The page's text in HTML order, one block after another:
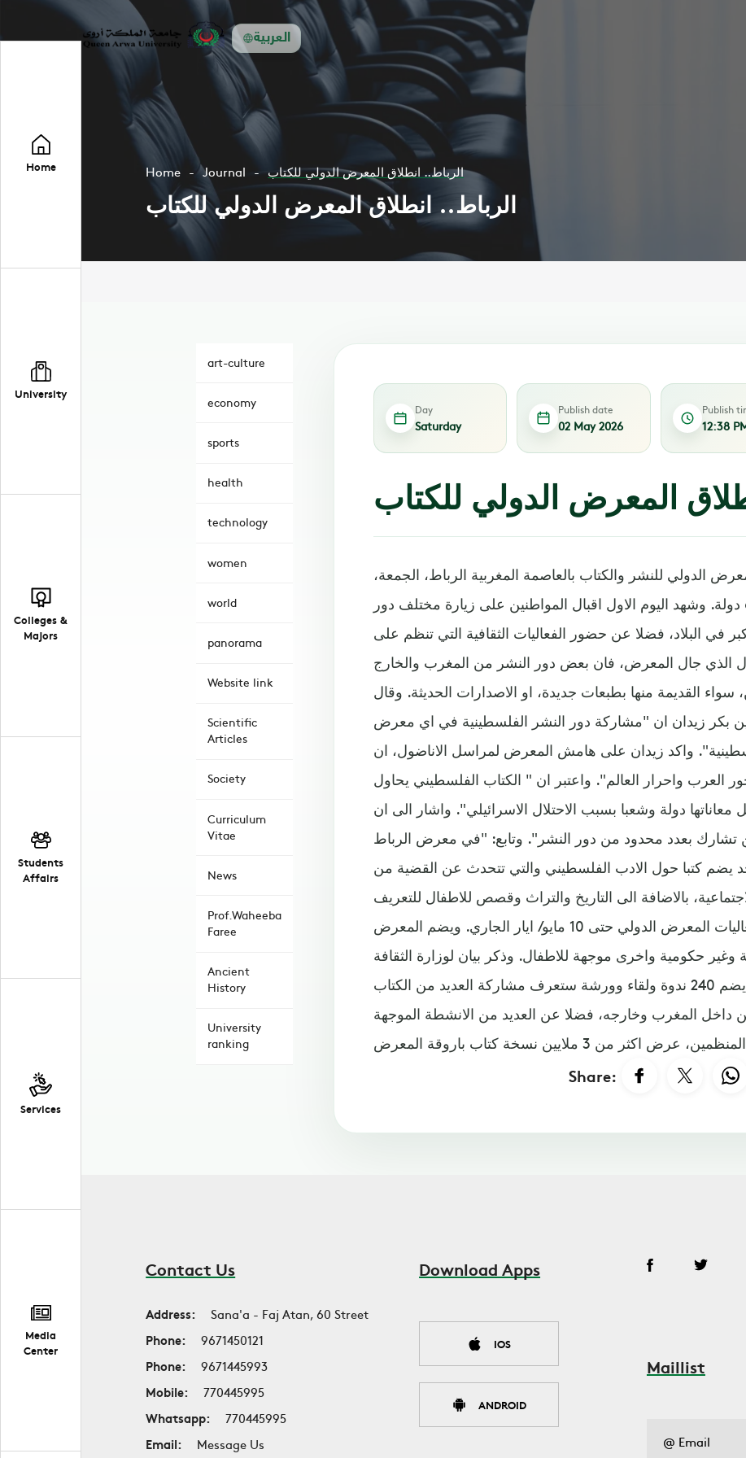
العربية
Home
University
Colleges &
Majors
Students
Affairs
Services
Media
Center
Home Journal الرباط.. انطلاق المعرض الدولي للكتاب
الرباط.. انطلاق المعرض الدولي للكتاب
art-culture
economy
sports
health
technology
women
world
panorama
Website link
Scientific
Articles
Society
Curriculum
Vitae
News
Prof.Waheeba
Faree
Ancient
History
University
ranking
Day
Saturday
Publish date
02 May 2026
Publish
12:38
المعرض الدولي للكتاب
فعاليات الدورة الـ31 للمعرض الدولي للنشر والكتاب بالعاصمة المغربية الرباط، الجمعة،
بمشاركة 891 عارضا من 61 دولة. وشهد اليوم الاول اقبال المواطنين على زيارة مختلف دور
في البلاد، فضلا عن حضور الفعاليات الثقافية التي تنظم على
جال المعرض، فان بعض دور النشر من المغرب والخارج
القديمة منها بطبعات جديدة، او الاصدارات الحديثة. وقال
بكر زيدان ان "مشاركة دور النشر الفلسطينية في اي معرض
واكد زيدان على هامش المعرض لمراسل الاناضول، ان
العرب واحرار العالم". واعتبر ان " الكتاب الفلسطيني يحاول
دولة وشعبا بسبب الاحتلال الاسرائيلي". واشار الى ان
تشارك بعدد محدود من دور النشر". وتابع: "في معرض الرباط
يضم كتبا حول الادب الفلسطيني والتي تتحدث عن القضية من
بالاضافة الى التاريخ والتراث وقصص للاطفال للتعريف
بهذه القضية". وتستمر فعاليات المعرض الدولي حتى 10 مايو/ ايار الجاري. ويضم المعرض
حكومية واخرى موجهة للاطفال. وذكر بيان لوزارة الثقافة
المغربية، ان برنامج المعرض "يضم 240 ندوة ولقاء وورشة ستعرف مشاركة العديد من الكتاب
داخل المغرب وخارجه، فضلا عن العديد من الانشطة الموجهة
Share:
Contact Us
Address:
Sana'a - Faj Atan, 60 Street
Phone:
9671450121
Phone:
9671445993
Mobile:
770445995
Whatsapp:
770445995
Email:
Message Us
Download Apps
IOS
ANDROID
Maillist